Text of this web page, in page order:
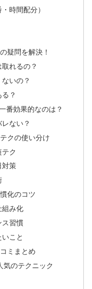
時間配分）
疑問を解決！
れるの？
いの？
？
番効果的なのは？
ない？
クの使い分け
ク
対策
化のコツ
組み化
ス習慣
こと
ミまとめ
気のテクニック